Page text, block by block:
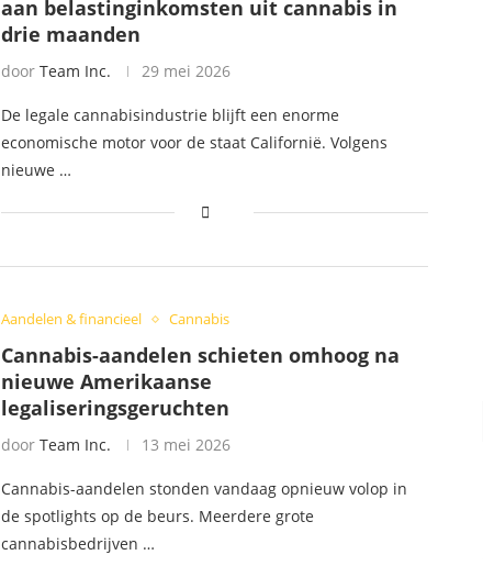
aan belastinginkomsten uit cannabis in
drie maanden
door Team Inc. 29 mei 2026
De legale cannabisindustrie blijft een enorme
economische motor voor de staat Californië. Volgens
nieuwe …
Aandelen & financieel Cannabis
Cannabis-aandelen schieten omhoog na
nieuwe Amerikaanse
legaliseringsgeruchten
door Team Inc. 13 mei 2026
Cannabis-aandelen stonden vandaag opnieuw volop in
de spotlights op de beurs. Meerdere grote
cannabisbedrijven …